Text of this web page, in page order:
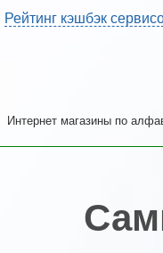
Рейтинг кэшбэк
Интернет магазины по